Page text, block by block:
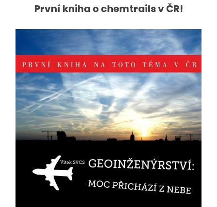
První kniha o chemtrails v ČR!